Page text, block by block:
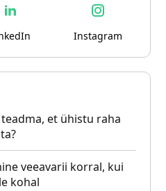
Instagram
et ühistu raha
veeavarii korral, kui
kohal